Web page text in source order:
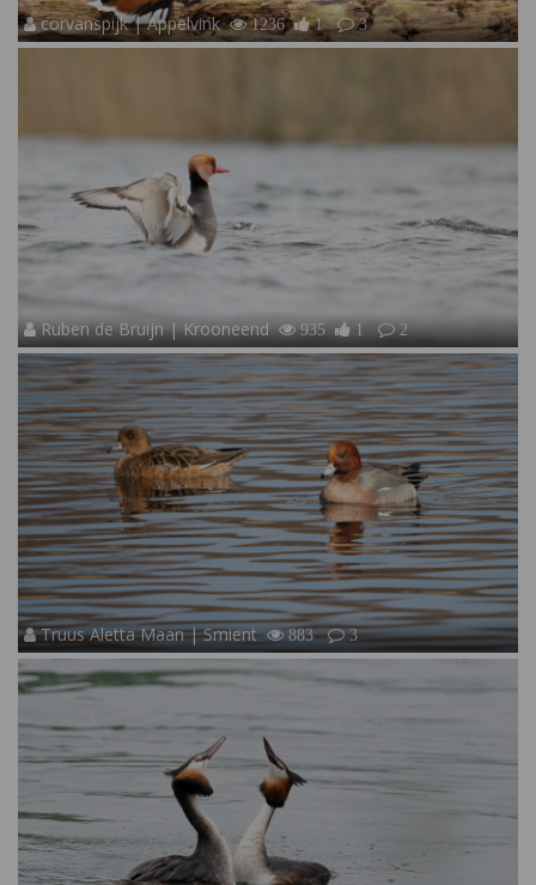
corvanspijk | Appelvink 1236 1 3
Ruben de Bruijn | Krooneend 935 1 2
Truus Aletta Maan | Smient 883 3